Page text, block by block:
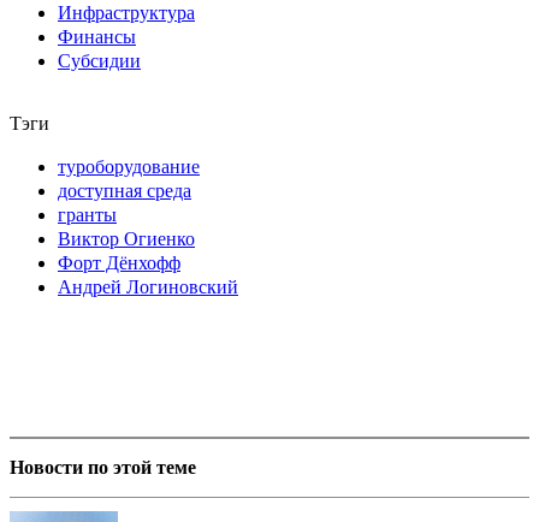
Инфраструктура
Финансы
Субсидии
Тэги
туроборудование
доступная среда
гранты
Виктор Огиенко
Форт Дёнхофф
Андрей Логиновский
Новости по этой теме